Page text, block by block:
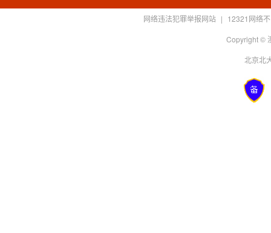
网络违法犯罪举报网站 | 12321网络
Copyright ©
北京北